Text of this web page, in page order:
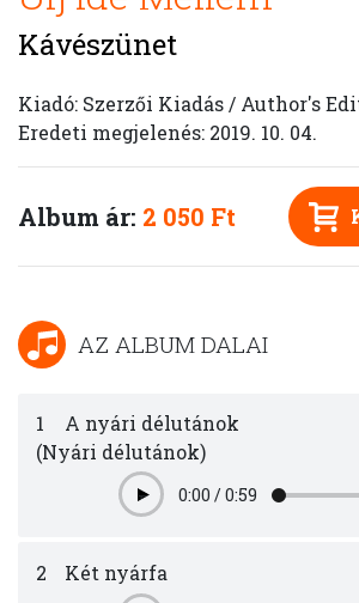
Kávészünet
Kiadó: Szerzői Kiadás / Author's
Eredeti megjelenés: 2019. 10. 04.
Album ár: 2 050 Ft
AZ ALBUM DALAI
1
A nyári délutánok
(Nyári délutánok)
Play0:00 /0:59
2 Két nyárfa